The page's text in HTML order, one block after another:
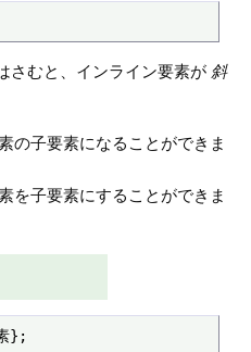
さむと、インライン要素が 斜
の子要素になることができま
を子要素にすることができま
};